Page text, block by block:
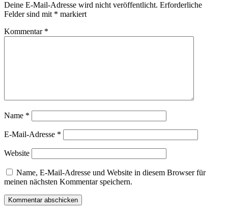
Deine E-Mail-Adresse wird nicht veröffentlicht. Erforderliche
Felder sind mit * markiert
Kommentar *
Name *
E-Mail-Adresse *
Website
Name, E-Mail-Adresse und Website in diesem Browser für
meinen nächsten Kommentar speichern.